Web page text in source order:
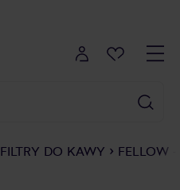
FILTRY DO KAWY FELLOW